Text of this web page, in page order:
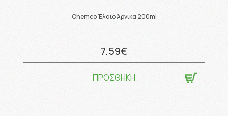
Chemco Έλαιο Άρνικα 200ml
7.59€
ΠΡΟΣΘΗΚΗ